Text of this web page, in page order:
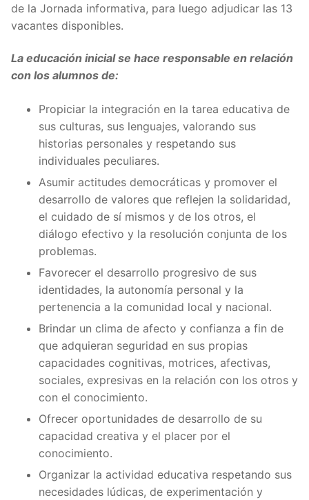
de la Jornada informativa, para luego adjudicar las 13
vacantes disponibles.
La educación inicial se hace responsable en relación
con los alumnos de:
Propiciar la integración en la tarea educativa de
sus culturas, sus lenguajes, valorando sus
historias personales y respetando sus
individuales peculiares.
Asumir actitudes democráticas y promover el
desarrollo de valores que reflejen la solidaridad,
el cuidado de sí mismos y de los otros, el
diálogo efectivo y la resolución conjunta de los
problemas.
Favorecer el desarrollo progresivo de sus
identidades, la autonomía personal y la
pertenencia a la comunidad local y nacional.
Brindar un clima de afecto y confianza a fin de
que adquieran seguridad en sus propias
capacidades cognitivas, motrices, afectivas,
sociales, expresivas en la relación con los otros y
con el conocimiento.
Ofrecer oportunidades de desarrollo de su
capacidad creativa y el placer por el
conocimiento.
Organizar la actividad educativa respetando sus
necesidades lúdicas, de experimentación y